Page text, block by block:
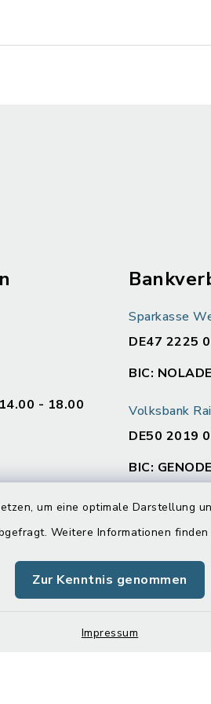
um eine optimale Darstellung
Weitere Informationen finden
Zur Kenntnis genommen
Impressum
- 18.00
Sparkasse
DE47 2225
BIC:
Volksbank
DE50 2019
BIC: